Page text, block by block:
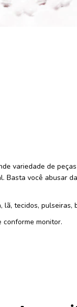
variedade de
Basta você abusar
tecidos, pulseiras,
monitor.